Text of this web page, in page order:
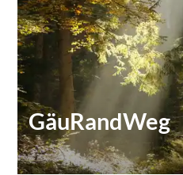
GäuRandWeg